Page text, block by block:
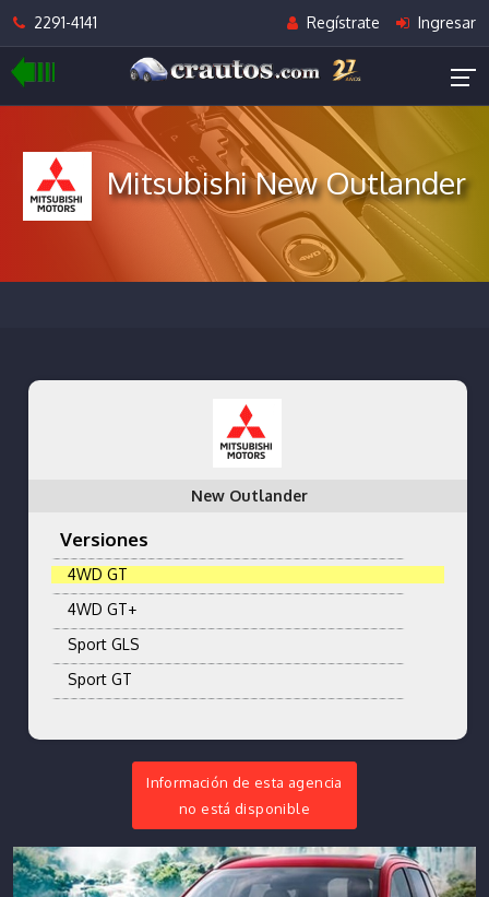
2291-4141 Regístrate Ingresar
Mitsubishi New Outlander
New Outlander
Versiones
4WD GT
4WD GT+
Sport GLS
Sport GT
Información de esta agencia
no está disponible